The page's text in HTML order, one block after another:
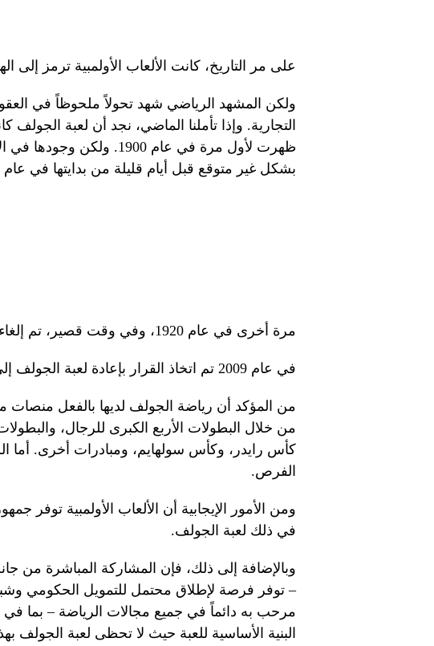
على مر التاريخ، كانت الألعاب الأولمبية ترمز إلى
ولكن المشهد الرياضي شهد تحولاً ملحوظاً في
التجارية. وإذا تأملنا الماضي، نجد أن لعبة
ظهرت لأول مرة في عام 1900.
بشكل غير متوقع قبل أيام قليلة من بدايتها في عام 1908.
مرة أخرى في عام 1920، وفي وقت قصير، تم إلغاء بطولة الجولف بسبب قلة الاهتمام.
في عام 2009 تم اتخاذ القرار بإعادة لعبة الجولف إلى دورة الألعاب الأولمبية 2016 في ريو.
من المؤكد أن رياضة الجولف لديها بالفعل منصات
من خلال البطولات الأربع الكبرى للرجال،
كأس رايدر، وكأس سولهايم، ومبادرات أخرى. أما
الفرص.
ومن الأمور الإيجابية أن الألعاب الأولمبية توفر
في ذلك لعبة الجولف.
وبالإضافة إلى ذلك، فإن المشاركة المباشرة من
– توفر فرصة لإطلاق محتمل للتمويل الحكومي
مرحب به دائماً في جميع مجالات الرياضة – بما
البنية الأساسية للعبة حيث لا تحظى لعبة الجولف